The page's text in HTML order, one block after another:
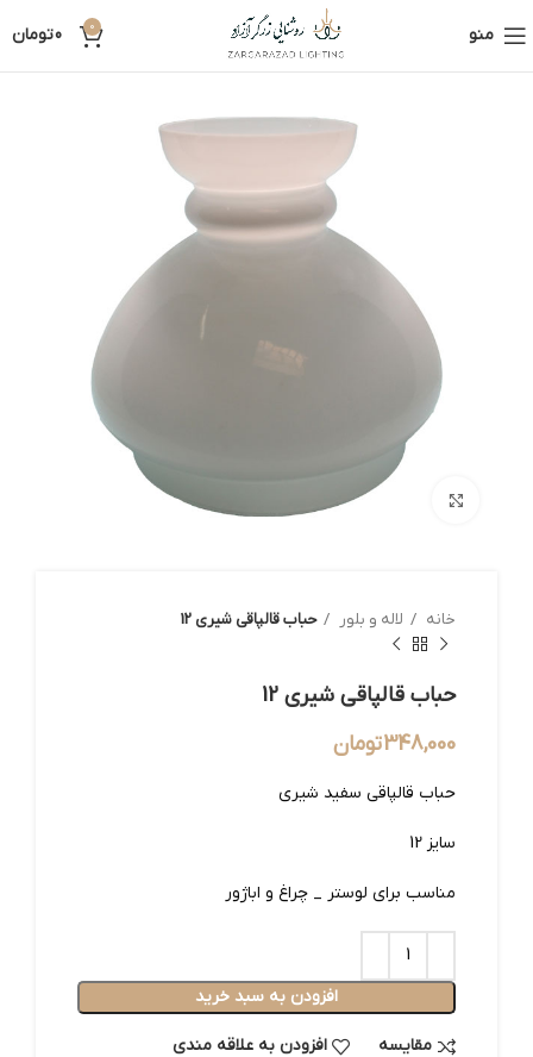
منو 0
0تومان
بزرگنمایی تصویر
خانه لاله و بلور حباب قالپاقی شیری 12
حباب قالپاقی شیری 12
348,000تومان
حباب قالپاقی سفید شیری
سایز 12
مناسب برای لوستر _ چراغ و اباژور
افزودن به سبد خرید
مقایسه افزودن به علاقه مندی